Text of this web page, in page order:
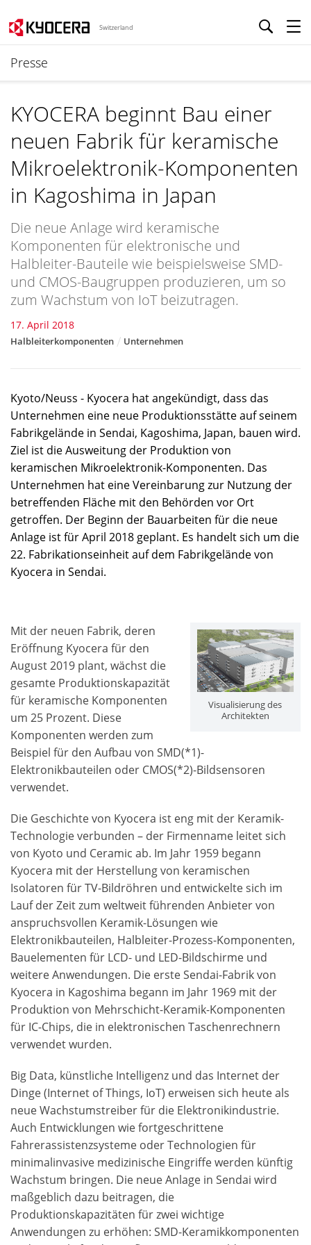
Switzerland
Presse
KYOCERA beginnt Bau einer
neuen Fabrik für keramische
Mikroelektronik-Komponenten
in Kagoshima in Japan
Die neue Anlage wird keramische
Komponenten für elektronische und
Halbleiter-Bauteile wie beispielsweise SMD-
und CMOS-Baugruppen produzieren, um so
zum Wachstum von IoT beizutragen.
17. April 2018
Halbleiterkomponenten Unternehmen
Kyoto/Neuss - Kyocera hat angekündigt, dass das
Unternehmen eine neue Produktionsstätte auf seinem
Fabrikgelände in Sendai, Kagoshima, Japan, bauen wird.
Ziel ist die Ausweitung der Produktion von
keramischen Mikroelektronik-Komponenten. Das
Unternehmen hat eine Vereinbarung zur Nutzung der
betreffenden Fläche mit den Behörden vor Ort
getroffen. Der Beginn der Bauarbeiten für die neue
Anlage ist für April 2018 geplant. Es handelt sich um die
22. Fabrikationseinheit auf dem Fabrikgelände von
Kyocera in Sendai.
Visualisierung des
Architekten
Mit der neuen Fabrik, deren
Eröffnung Kyocera für den
August 2019 plant, wächst die
gesamte Produktionskapazität
für keramische Komponenten
um 25 Prozent. Diese
Komponenten werden zum
Beispiel für den Aufbau von SMD(*1)-
Elektronikbauteilen oder CMOS(*2)-Bildsensoren
verwendet.
Die Geschichte von Kyocera ist eng mit der Keramik-
Technologie verbunden – der Firmenname leitet sich
von Kyoto und Ceramic ab. Im Jahr 1959 begann
Kyocera mit der Herstellung von keramischen
Isolatoren für TV-Bildröhren und entwickelte sich im
Lauf der Zeit zum weltweit führenden Anbieter von
anspruchsvollen Keramik-Lösungen wie
Elektronikbauteilen, Halbleiter-Prozess-Komponenten,
Bauelementen für LCD- und LED-Bildschirme und
weitere Anwendungen. Die erste Sendai-Fabrik von
Kyocera in Kagoshima begann im Jahr 1969 mit der
Produktion von Mehrschicht-Keramik-Komponenten
für IC-Chips, die in elektronischen Taschenrechnern
verwendet wurden.
Big Data, künstliche Intelligenz und das Internet der
Dinge (Internet of Things, IoT) erweisen sich heute als
neue Wachstumstreiber für die Elektronikindustrie.
Auch Entwicklungen wie fortgeschrittene
Fahrerassistenzsysteme oder Technologien für
minimalinvasive medizinische Eingriffe werden künftig
Wachstum bringen. Die neue Anlage in Sendai wird
maßgeblich dazu beitragen, die
Produktionskapazitäten für zwei wichtige
Anwendungen zu erhöhen: SMD-Keramikkomponenten